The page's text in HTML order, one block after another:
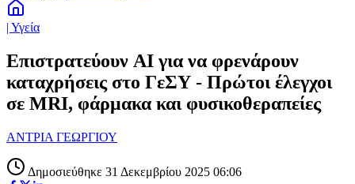
| Υγεία
Επιστρατεύουν AI για να φρενάρουν
καταχρήσεις στο ΓεΣΥ - Πρώτοι έλεγχοι
σε MRI, φάρμακα και φυσικοθεραπείες
ΑΝΤΡΙΑ ΓΕΩΡΓΙΟΥ
Δημοσιεύθηκε 31 Δεκεμβρίου 2025 06:06